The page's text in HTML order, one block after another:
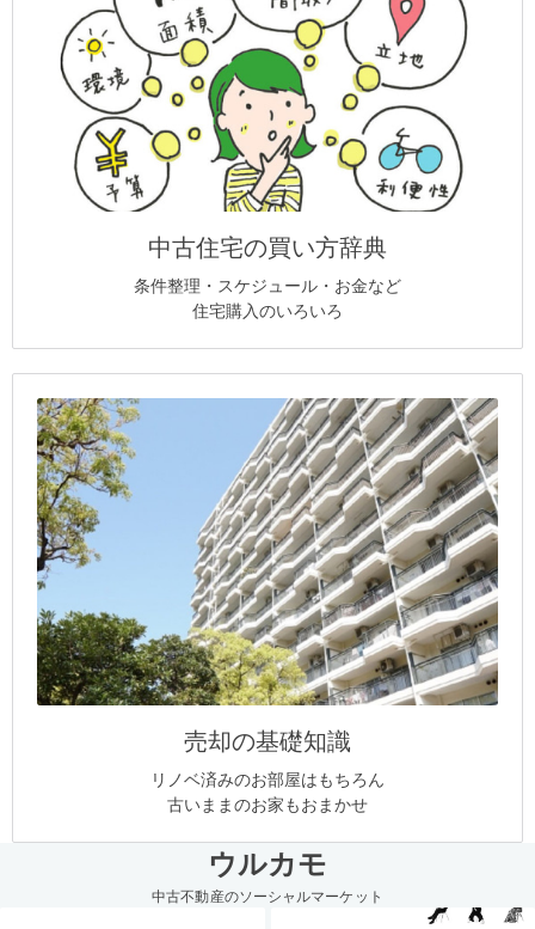
中古住宅の買い方辞典
条件整理・スケジュール・お金など
住宅購入のいろいろ
売却の基礎知識
リノベ済みのお部屋はもちろん
古いままのお家もおまかせ
ウルカモ
中古不動産のソーシャルマーケット